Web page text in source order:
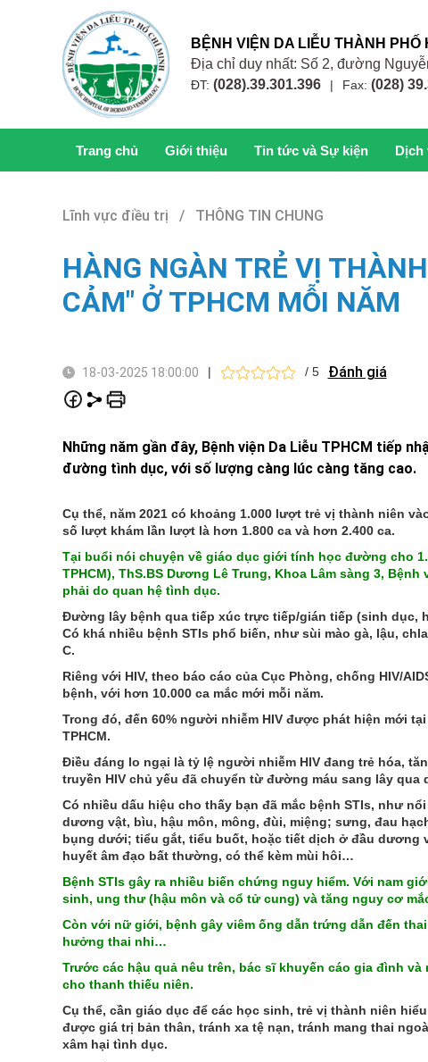
BỆNH VIỆN DA LIỄU THÀNH
Địa chỉ duy nhất: Số 2, đường
ĐT: (028).39.301.396 | Fax: (028)
Trang chủ Giới thiệu Tin tức và Sự kiện Dịch
Lĩnh vực điều trị / THÔNG TIN CHUNG
HÀNG NGÀN TRẺ VỊ
CẢM" Ở TPHCM MỖI NĂM
18-03-2025 18:00:00 | / 5 Đánh giá
Những năm gần đây, Bệnh viện Da Liễu TPHCM tiếp
đường tình dục, với số lượng càng lúc càng tăng cao.
Cụ thể, năm 2021 có khoảng 1.000 lượt trẻ vị thành niên
số lượt khám lần lượt là hơn 1.800 ca và hơn 2.400 ca.
Tại buổi nói chuyện về giáo dục giới tính học đường cho
TPHCM), ThS.BS Dương Lê Trung, Khoa Lâm sàng 3,
phải do quan hệ tình dục.
Đường lây bệnh qua tiếp xúc trực tiếp/gián tiếp (sinh dục,
Có khá nhiều bệnh STIs phổ biến, như sùi mào gà, lậu,
C.
Riêng với HIV, theo báo cáo của Cục Phòng, chống HIV/
bệnh, với hơn 10.000 ca mắc mới mỗi năm.
Trong đó, đến 60% người nhiễm HIV được phát hiện mới
TPHCM.
Điều đáng lo ngại là tỷ lệ người nhiễm HIV đang trẻ hóa,
truyền HIV chủ yếu đã chuyển từ đường máu sang lây qua
Có nhiều dấu hiệu cho thấy bạn đã mắc bệnh STIs, như
dương vật, bìu, hậu môn, mông, đùi, miệng; sưng, đau
bụng dưới; tiểu gắt, tiểu buốt, hoặc tiết dịch ở đầu dương
huyết âm đạo bất thường, có thể kèm mùi hôi…
Bệnh STIs gây ra nhiều biến chứng nguy hiểm. Với nam
sinh, ung thư (hậu môn và cổ tử cung) và tăng nguy cơ
Còn với nữ giới, bệnh gây viêm ống dẫn trứng dẫn đến
hưởng thai nhi…
Trước các hậu quả nêu trên, bác sĩ khuyến cáo gia đình
cho thanh thiếu niên.
Cụ thể, cần giáo dục để các học sinh, trẻ vị thành niên
được giá trị bản thân, tránh xa tệ nạn, tránh mang thai
xâm hại tình dục.